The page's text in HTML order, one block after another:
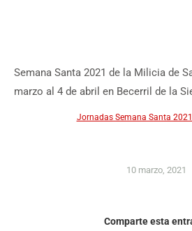
Semana Santa 2021 de la Milicia de
marzo al 4 de abril en Becerril de la
Jornadas Semana Santa 2021
10 marzo, 2021
Comparte esta